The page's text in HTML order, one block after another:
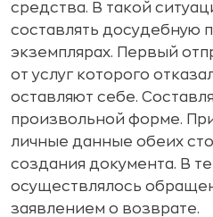
средства. В такой
составлять досудебную
экземплярах. Первый
от услуг которого
оставляют себе.
произвольной форме.
личные данные обеих
создания документа. В
осуществлялось
заявлением о возврате.